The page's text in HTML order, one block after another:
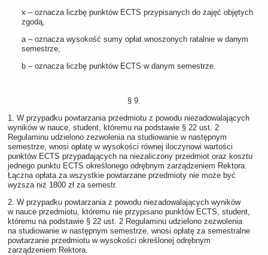
x – oznacza liczbę punktów ECTS przypisanych do zajęć objętych
zgodą,
a – oznacza wysokość sumy opłat wnoszonych ratalnie w danym
semestrze,
b – oznacza liczbę punktów ECTS w danym semestrze.
§ 9.
1. W przypadku powtarzania przedmiotu z powodu niezadowalających
wyników w nauce, student, któremu na podstawie § 22 ust. 2
Regulaminu udzielono zezwolenia na studiowanie w następnym
semestrze, wnosi opłatę w wysokości równej iloczynowi wartości
punktów ECTS przypadających na niezaliczony przedmiot oraz kosztu
jednego punktu ECTS określonego odrębnym zarządzeniem Rektora.
Łączna opłata za wszystkie powtarzane przedmioty nie może być
wyższa niż 1800 zł za semestr.
2. W przypadku powtarzania z powodu niezadowalających wyników
w nauce przedmiotu, któremu nie przypisano punktów ECTS, student,
któremu na podstawie § 22 ust. 2 Regulaminu udzielono zezwolenia
na studiowanie w następnym semestrze, wnosi opłatę za semestralne
powtarzanie przedmiotu w wysokości określonej odrębnym
zarządzeniem Rektora.